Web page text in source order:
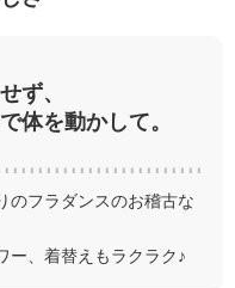
ず、
体を動かして。
のフラダンスのお稽古な
ー、着替えもラクラク♪